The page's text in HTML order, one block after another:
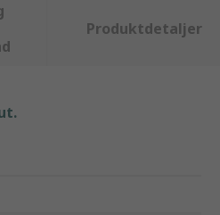
Produktdetaljer